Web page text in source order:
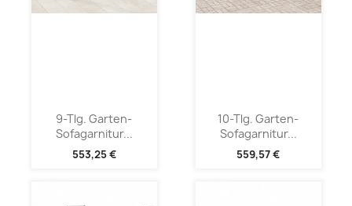
9-Tlg. Garten-
Sofagarnitur...
553,25 €
10-Tlg. Garten-
Sofagarnitur...
559,57 €